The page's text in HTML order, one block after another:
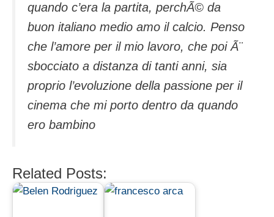
quando c’era la partita, perchÃ© da
buon italiano medio amo il calcio. Penso
che l’amore per il mio lavoro, che poi Ã¨
sbocciato a distanza di tanti anni, sia
proprio l’evoluzione della passione per il
cinema che mi porto dentro da quando
ero bambino
Related Posts: